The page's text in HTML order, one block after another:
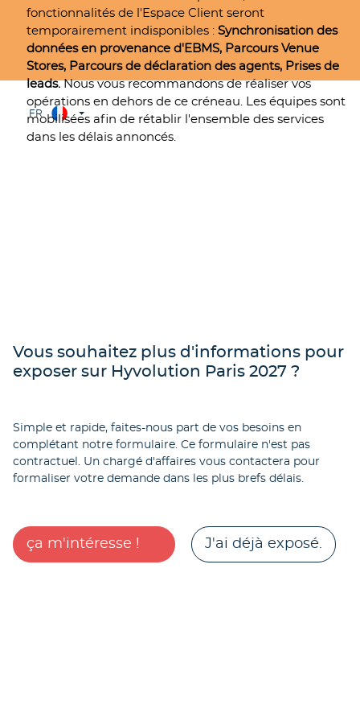
fonctionnalités de l'Espace Client seront
temporairement indisponibles : Synchronisation des
données en provenance d'EBMS, Parcours Venue
Stores, Parcours de déclaration des agents, Prises de
leads.Nous vous recommandons de réaliser vos
opérations en dehors de ce créneau. Les équipes sont
mobilisées afin de rétablir l'ensemble des services
dans les délais annoncés.
FR
Vous souhaitez plus d'informations pour
exposer sur Hyvolution Paris 2027 ?
Simple et rapide, faites-nous part de vos besoins en
complétant notre formulaire. Ce formulaire n'est pas
contractuel. Un chargé d'affaires vous contactera pour
formaliser votre demande dans les plus brefs délais.
ça m'intéresse ! J'ai déjà exposé.